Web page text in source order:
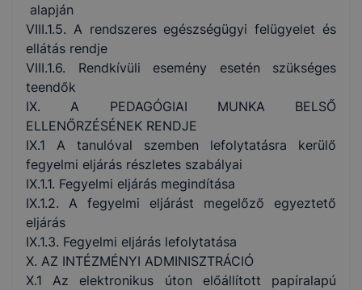
alapján
VIII.1.5. A rendszeres egészségügyi felügyelet és
ellátás rendje
VIII.1.6. Rendkívüli esemény esetén szükséges
teendők
IX. A PEDAGÓGIAI MUNKA BELSŐ
ELLENŐRZÉSÉNEK RENDJE
IX.1 A tanulóval szemben lefolytatásra kerülő
fegyelmi eljárás részletes szabályai
IX.1.1. Fegyelmi eljárás megindítása
IX.1.2. A fegyelmi eljárást megelőző egyeztető
eljárás
IX.1.3. Fegyelmi eljárás lefolytatása
X. AZ INTÉZMÉNYI ADMINISZTRÁCIÓ
X.1 Az elektronikus úton előállított papíralapú